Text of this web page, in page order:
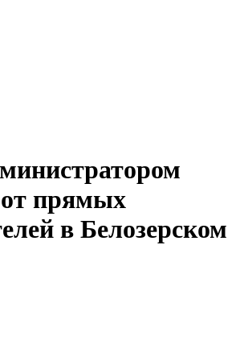
прямых
в Белозерском